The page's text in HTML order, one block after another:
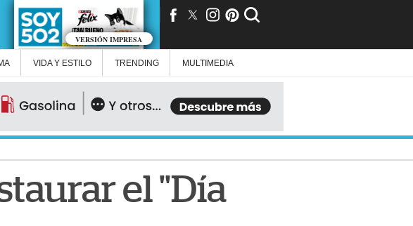
VERSIÓN IMPRESA
VIDA Y ESTILO TRENDING MULTIMEDIA
el "Día